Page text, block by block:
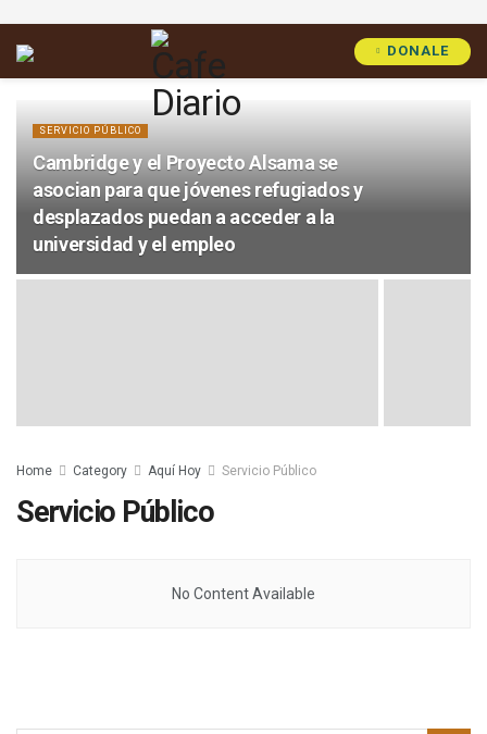
DONALE
SERVICIO PÚBLICO
Cambridge y el Proyecto Alsama se
asocian para que jóvenes refugiados y
desplazados puedan a acceder a la
universidad y el empleo
Home Category Aquí Hoy Servicio Público
Servicio Público
No Content Available